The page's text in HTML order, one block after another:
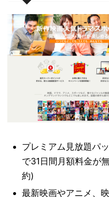
プレミアム見放題パ
で31日間月額料金が
約)
最新映画やアニメ、